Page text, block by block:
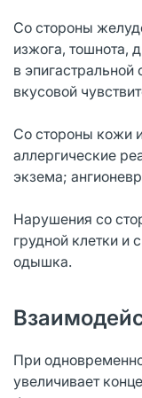
Со стороны
изжога, тошнота,
в эпигастральной
вкусовой
Со стороны кожи
аллергические
экзема;
Нарушения со
грудной клетки и
одышка.
При
увеличивает